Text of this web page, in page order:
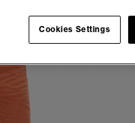
Cookies Settings